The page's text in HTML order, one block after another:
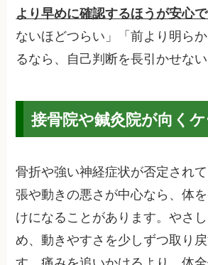
より早めに確認するほうが安心
ないほどつらい」「前より明ら
るなら、自己判断を長引かせない
接骨院や鍼灸院が向く
骨折や強い神経症状が否定され
張や動きの悪さが中心なら、体
けになることがあります。やさ
め、動きやすさを少しずつ取り